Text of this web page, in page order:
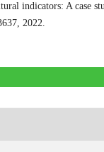
indicators: A case
2022.